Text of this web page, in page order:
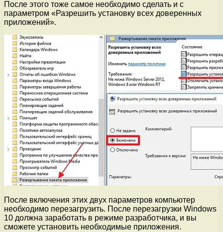
После этого тоже самое необходимо сделать и с
параметром «Разрешить установку всех доверенных
приложений».
После включения этих двух параметров компьютер
необходимо перезагрузить. После перезагрузки Windows
10 должна заработать в режиме разработчика, и вы
сможете установить необходимые приложения.